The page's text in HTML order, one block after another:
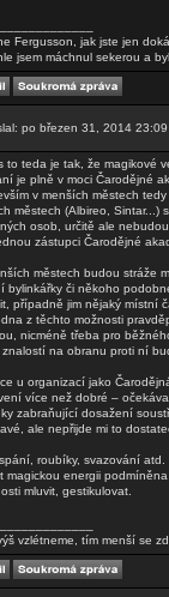
Fergusson, jak jste jen
jsem máchnul sekerou a
po březen 31, 2014 23:09
to teda je tak, že magikové
je plně v moci Čarodějné
v menších městech
městech (Albireo, Sintar...)
osob, určitě ale
zástupci Čarodějné
městech budou stráže
bylinkářky či někoho
případně jim nějaký místní
z těchto možnosti
nicméně třeba pro
znalostí na obranu proti ní
u organizací jako
více než dobré –
zabraňující dosažení
ale nepřijde mi to
roubíky, svazování
magickou energii
mluvit, gestikulovat.
vzlétneme, tím menší se